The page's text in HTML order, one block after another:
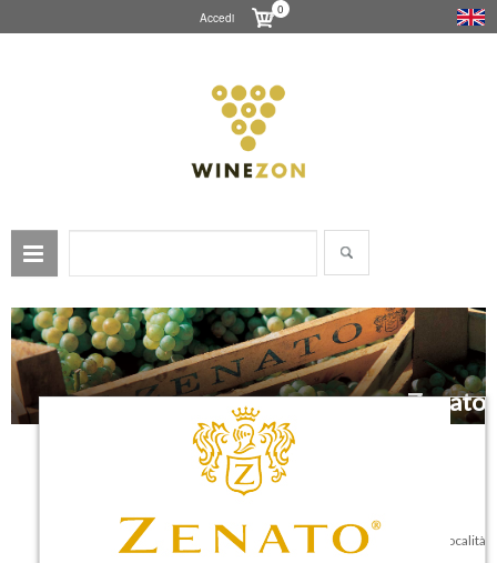
Accedi
0
Zenato
La Cantina Zenato è una S.R.L, un’azienda vitivinicola che si trova nella
provincia di Verona, in Veneto, nella cittadella di Peschiera del Garda.
Le vigne Zenato occupano più o meno settanta ettari di terreno, nella località